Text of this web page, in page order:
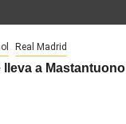
Real Madrid
lleva a Mastantuono